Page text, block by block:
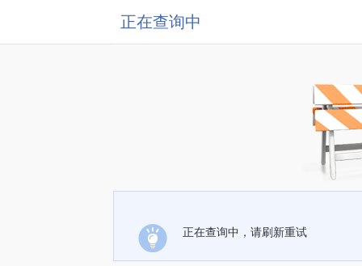
正在查询中
正在查询中，请刷新重试